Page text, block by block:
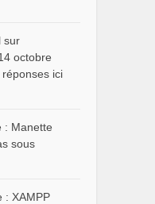
sur
octobre
ici
: Manette
sous
: XAMPP